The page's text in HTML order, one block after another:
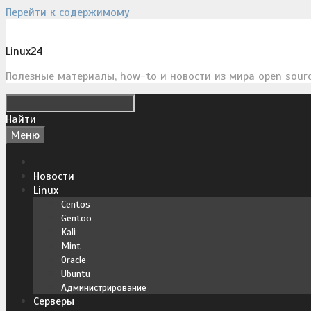
Перейти к содержимому
Linux24
Полезные материалы, how-to и новости из мира open
Найти
Меню
Новости
Linux
Centos
Gentoo
Kali
Mint
Oracle
Ubuntu
Администрирование
Серверы